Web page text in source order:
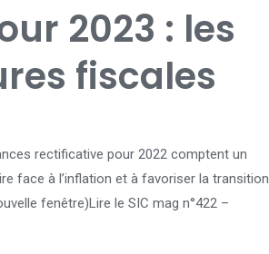
2023 : les
fiscales
rectificative pour 2022 comptent un
face à l’inflation et à favoriser la transition
fenêtre)Lire le SIC mag n°422 –